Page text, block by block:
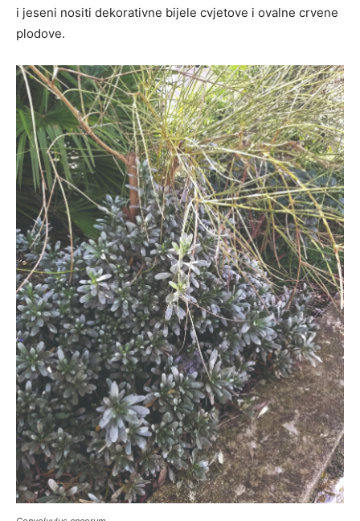
i jeseni nositi dekorativne bijele cvjetove i ovalne crvene
plodove.